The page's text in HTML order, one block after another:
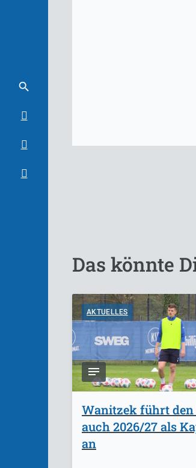
Das könnte
AKTUELLES
Wanitzek führt den
auch 2026/27 als
an